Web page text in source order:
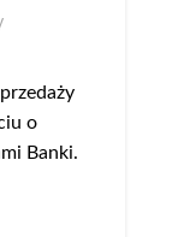
o
Banki.